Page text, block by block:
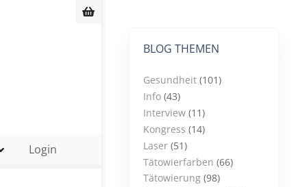
Login
BLOG THEMEN
Gesundheit (101)
Info (43)
Interview (11)
Kongress (14)
Laser (51)
Tätowierfarben (66)
Tätowierung (98)